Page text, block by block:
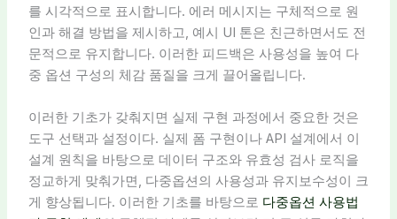
를 시각적으로 표시합니다. 에러 메시지는 구체적으로 원
인과 해결 방법을 제시하고, 예시 UI 톤은 친근하면서도 전
문적으로 유지합니다. 이러한 피드백은 사용성을 높여 다
중 옵션 구성의 체감 품질을 크게 끌어올립니다.
이러한 기초가 갖춰지면 실제 구현 과정에서 중요한 것은
도구 선택과 설정이다. 실제 폼 구현이나 API 설계에서 이
설계 원칙을 바탕으로 데이터 구조와 유효성 검사 로직을
정교하게 맞춰가면, 다중옵션의 사용성과 유지보수성이 크
게 향상됩니다. 이러한 기초를 바탕으로 다중옵션 사용법